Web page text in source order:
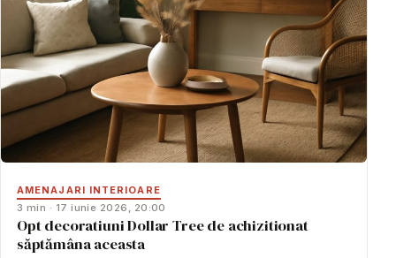
AMENAJARI INTERIOARE
3 min · 17 iunie 2026, 20:00
Opt decoratiuni Dollar Tree de achizitionat
săptămâna aceasta